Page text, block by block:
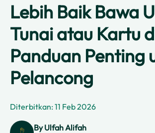
Lebih Baik Bawa
Tunai atau Kartu
Panduan Penting
Pelancong
Diterbitkan: 11 Feb 2026
ByUlfah Alifah